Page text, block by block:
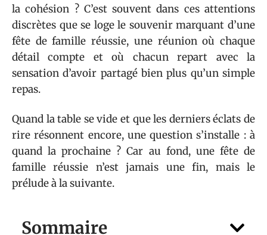
Sommaire
la cohésion ? C’est souvent dans ces attentions
discrètes que se loge le souvenir marquant d’une
fête de famille réussie, une réunion où chaque
détail compte et où chacun repart avec la
sensation d’avoir partagé bien plus qu’un simple
repas.
Quand la table se vide et que les derniers éclats de
rire résonnent encore, une question s’installe : à
quand la prochaine ? Car au fond, une fête de
famille réussie n’est jamais une fin, mais le
prélude à la suivante.